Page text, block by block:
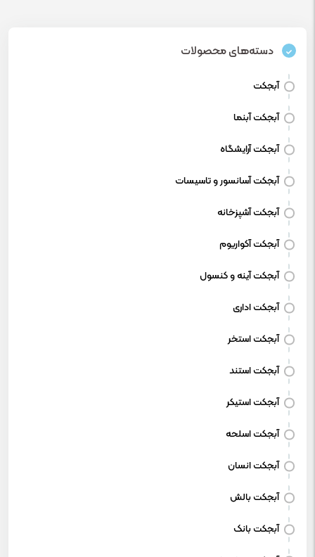
دسته‌های محصولات
آبجکت
آبجکت آبنما
آبجکت آرایشگاه
آبجکت آسانسور و تاسیسات
آبجکت آشپزخانه
آبجکت آکواریوم
آبجکت آینه و کنسول
آبجکت اداری
آبجکت استخر
آبجکت استند
آبجکت استیکر
آبجکت اسلحه
آبجکت انسان
آبجکت بالش
آبجکت بانک